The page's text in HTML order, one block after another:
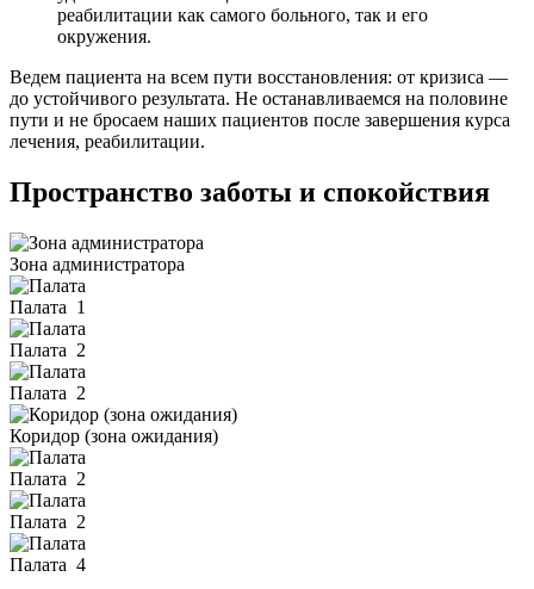
реабилитации как самого больного, так и его
окружения.
Ведем пациента на всем пути восстановления: от кризиса —
до устойчивого результата. Не останавливаемся на половине
пути и не бросаем наших пациентов после завершения курса
лечения, реабилитации.
Пространство заботы и спокойствия
Зона администратора
Палата 1
Палата 2
Палата 2
Коридор (зона ожидания)
Палата 2
Палата 2
Палата 4